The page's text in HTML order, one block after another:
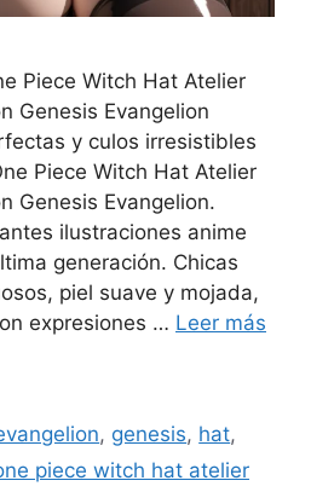
Piece Witch Hat Atelier
Genesis Evangelion
y culos irresistibles
Piece Witch Hat Atelier
Genesis Evangelion.
ilustraciones anime
generación. Chicas
piel suave y mojada,
expresiones … Leer más
, genesis, hat,
piece witch hat atelier